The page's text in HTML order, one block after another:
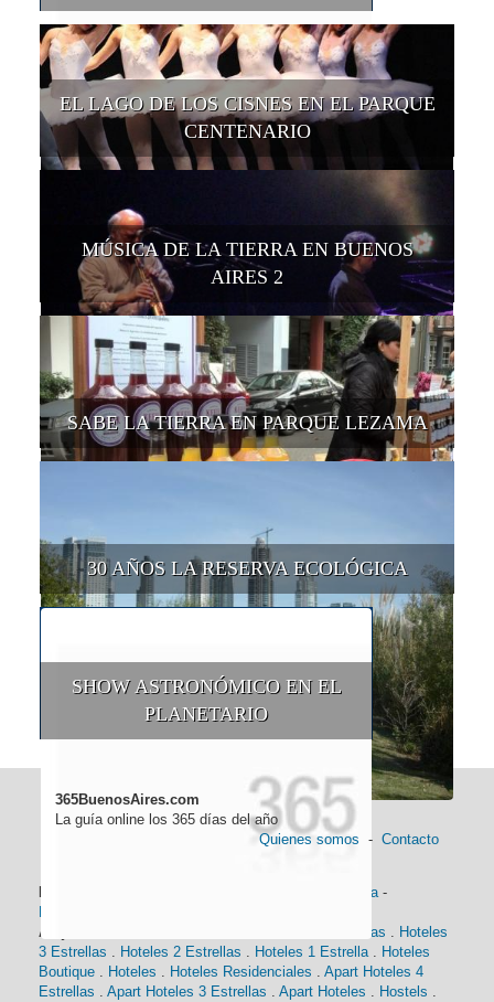
EL LAGO DE LOS CISNES EN EL PARQUE
CENTENARIO
MÚSICA DE LA TIERRA EN BUENOS
AIRES 2
SABE LA TIERRA EN PARQUE LEZAMA
30 AÑOS LA RESERVA ECOLÓGICA
SHOW ASTRONÓMICO EN EL
PLANETARIO
365BuenosAires.com
La guía online los 365 días del año
Quienes somos - Contacto
Historia-
Alojamiento:
Hoteles 4 Estrellas . Hoteles
3 Estrellas . Hoteles 2 Estrellas . Hoteles 1 Estrella. Hoteles
Boutique . Hoteles . Hoteles Residenciales . Apart Hoteles 4
Estrellas . Apart Hoteles 3 Estrellas . Apart Hoteles . Hostels .